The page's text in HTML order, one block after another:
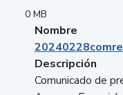
0 MB
Nombre
Descripción
Comunicado de